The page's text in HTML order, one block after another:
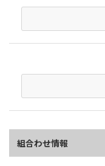
組合わせ情報